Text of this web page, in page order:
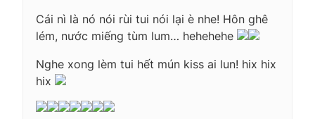
Cái nì là nó nói rùi tui nói lại è nhe! Hôn ghê
lém, nước miếng tùm lum… hehehehe
Nghe xong lèm tui hết mún kiss ai lun! hix hix
hix